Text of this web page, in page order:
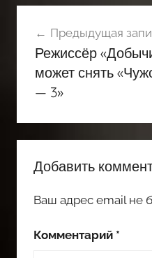
по
записям
Предыдущая
Режиссёр
может снять
— 3»
Добавить
Ваш адрес email не
Комментарий *